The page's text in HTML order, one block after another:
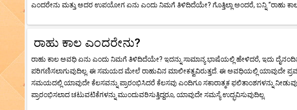
ಎಂದರೇನು ಮತ್ತು ಅದರ ಉಪಯೋಗ ಏನು ಎಂದು ನಿಮಗೆ ತಿಳಿದಿದೆಯೇ? ಗೊತ್ತಿಲ್ಲಾ ಅಂದರೆ, ಬನ್ನಿ
ರಾಹು ಕಾಲ ಎಂದರೇನು?
ರಾಹು ಕಾಲ ಅವಧಿ ಏನು ಎಂದು ನಿಮಗೆ ತಿಳಿದಿದೆಯೇ? ಇದನ್ನು ಸಾಮಾನ್ಯ ಭಾಷೆಯಲ್ಲಿ ಹೇಳಿದರೆ, ಇದು ದೈನಂದಿನ
ಪರಿಗಣಿಸಲಾಗುವುದಿಲ್ಲ. ಈ ಸಮಯದ ಮೇಲೆ ರಾಹುವಿನ ಮಾಲೀಕತ್ವವಿರುತ್ತದೆ. ಈ ಅವಧಿಯಲ್ಲಿ ಯಾವುದೇ
ಸಮಯದಲ್ಲಿ ಯಾವುದೇ ಕೆಲಸವನ್ನು ಪ್ರಾರಂಭಿಸಿದರೆ ಕೆಲಸವು ಎಂದಿಗೂ ಸಕಾರಾತ್ಮಕ ಫಲಿತಾಂಶಗಳನ್ನು
ಪ್ರಾರಂಭಿಸಲಾದ ಚಟುವಟಿಕೆಗಳನ್ನು ಮುಂದುವರಿಸುತ್ತಿದ್ದರೂ, ಯಾವುದೇ ಸಮಸ್ಯೆ ಉದ್ಭವಿಸುವುದಿಲ್ಲ.